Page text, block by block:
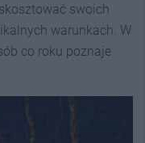
swoich
warunkach. W
co roku poznaje